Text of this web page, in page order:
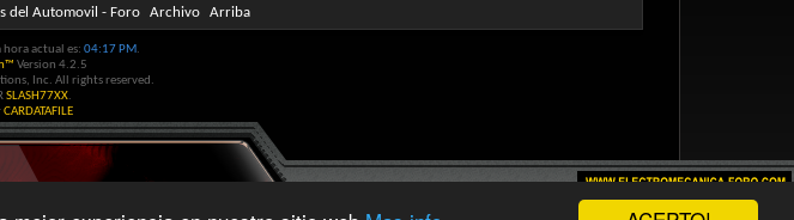
del Automovil - Foro Archivo Arriba
hora actual es: 04:17 PM.
Version 4.2.5
Inc. All rights reserved.
SLASH77XX.
CARDATAFILE